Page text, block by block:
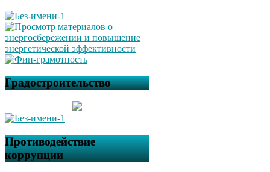
Градостроительство
Противодействие
коррупции